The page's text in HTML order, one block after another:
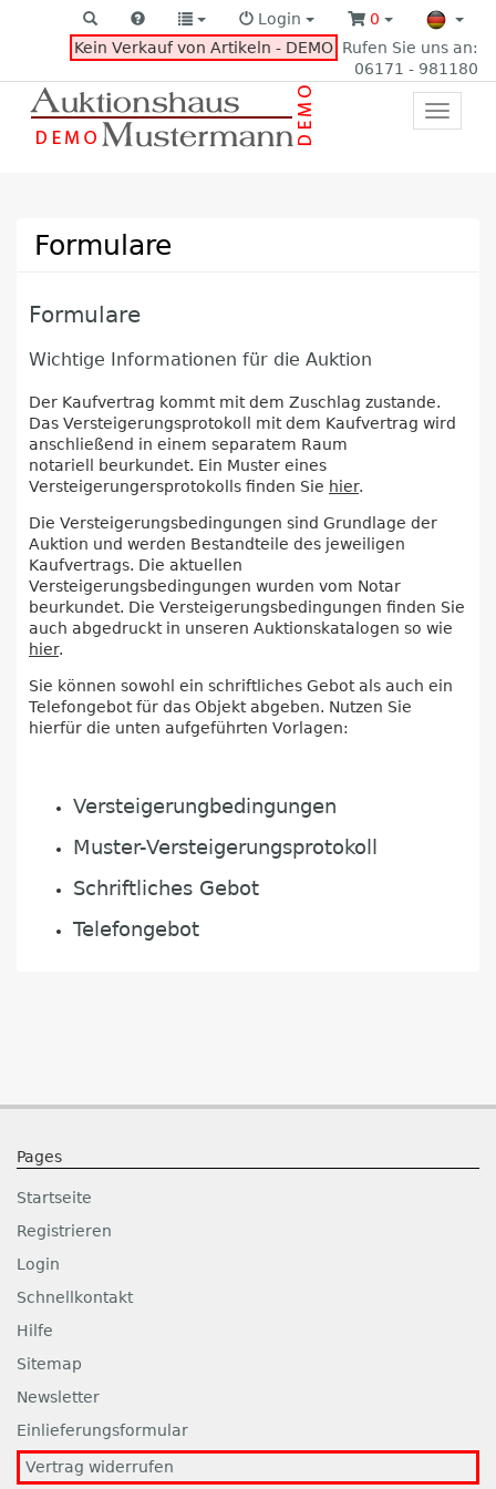
Login
0
Kein Verkauf von Artikeln - DEMO Rufen Sie uns an:
06171 - 981180
Toggle
Formulare
Formulare
Wichtige Informationen für die Auktion
Der Kaufvertrag kommt mit dem Zuschlag zustande.
Das Versteigerungsprotokoll mit dem Kaufvertrag wird
anschließend in einem separatem Raum
notariell beurkundet. Ein Muster eines
Versteigerungersprotokolls finden Sie hier.
Die Versteigerungsbedingungen sind Grundlage der
Auktion und werden Bestandteile des jeweiligen
Kaufvertrags. Die aktuellen
Versteigerungsbedingungen wurden vom Notar
beurkundet. Die Versteigerungsbedingungen finden Sie
auch abgedruckt in unseren Auktionskatalogen so wie
hier.
Sie können sowohl ein schriftliches Gebot als auch ein
Telefongebot für das Objekt abgeben. Nutzen Sie
hierfür die unten aufgeführten Vorlagen:
Versteigerungbedingungen
Muster-Versteigerungsprotokoll
Schriftliches Gebot
Telefongebot
Pages
Startseite
Registrieren
Login
Schnellkontakt
Hilfe
Sitemap
Newsletter
Einlieferungsformular
Vertrag widerrufen